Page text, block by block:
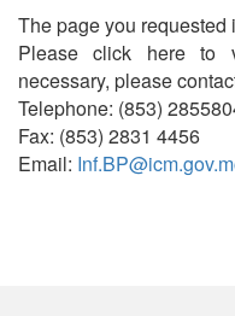
The page you requested
Please click here to
necessary, please
Telephone: (853)
Fax: (853) 2831 4456
Email: